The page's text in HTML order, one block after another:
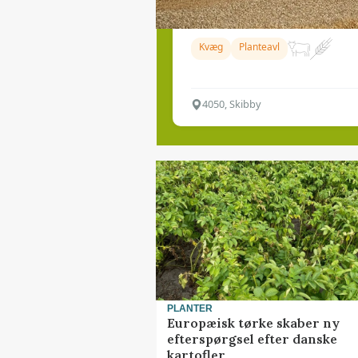
Fodermester til bedrift
Kvæg Planteavl
4050, Skibby
PLANTER
Europæisk tørke skaber ny
efterspørgsel efter danske